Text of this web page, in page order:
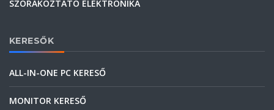
SZÓRAKOZTATÓ ELEKTRONIKA
KERESŐK
ALL-IN-ONE PC KERESŐ
MONITOR KERESŐ